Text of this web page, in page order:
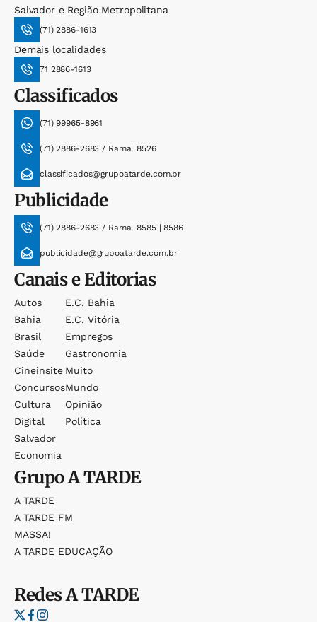
Salvador e Região Metropolitana
(71) 2886-1613
Demais localidades
71 2886-1613
Classificados
(71) 99965-8961
(71) 2886-2683 / Ramal 8526
classificados@grupoatarde.com.br
Publicidade
(71) 2886-2683 / Ramal 8585 | 8586
publicidade@grupoatarde.com.br
Canais e Editorias
Autos
Bahia
Brasil
Saúde
Cineinsite
Concursos
Cultura
Digital
Salvador
Economia
E.c. Bahia
E.c. Vitória
Empregos
Gastronomia
Muito
Mundo
Opinião
Política
GrupoA TARDE
A TARDE
A TARDE FM
MASSA!
A TARDE EDUCAÇÃO
RedesA TARDE